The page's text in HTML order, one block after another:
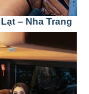
– Nha Trang